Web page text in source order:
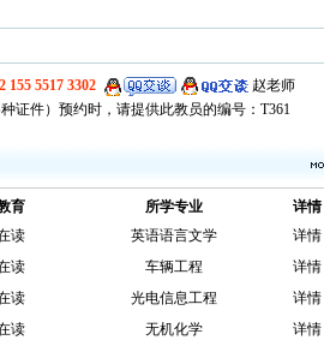
证件）预约时，请提供此教员的编号：T361
育 所学专业
详情
读 英语语言文学
详情
读 车辆工程
详情
读 光电信息工程
详情
读 无机化学 详情